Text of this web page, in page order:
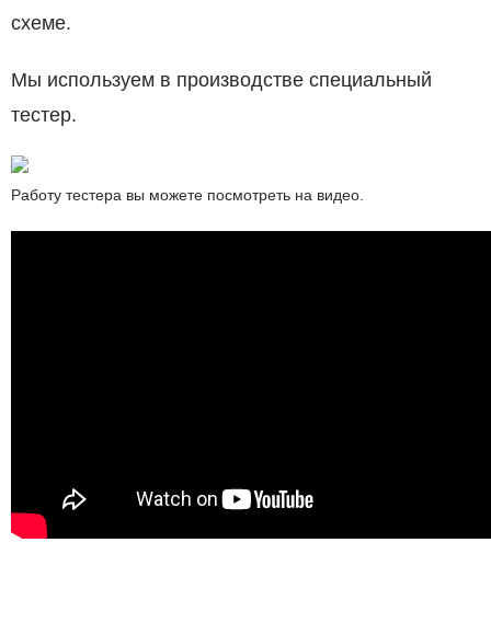
схеме.
Мы используем в производстве специальный
тестер.
Работу тестера вы можете посмотреть на видео.